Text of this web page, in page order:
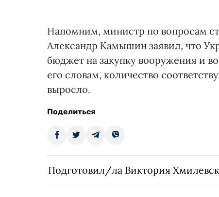
Напомним, министр по вопросам
Александр Камышин заявил, что
бюджет на закупку вооружения и
его словам, количество
выросло.
Поделиться
Подготовил/ла Виктория